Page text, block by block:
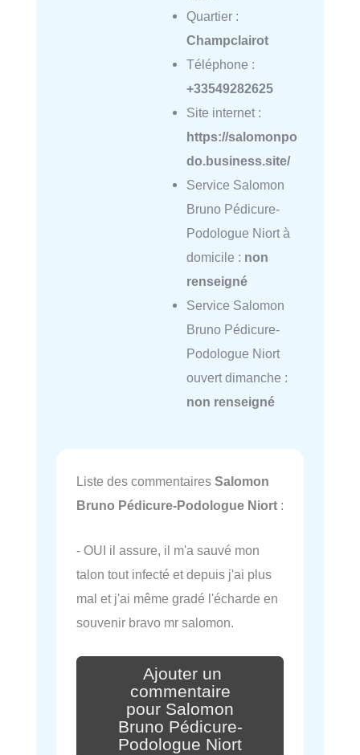
Quartier :
Champclairot
Téléphone :
+33549282625
Site internet :
https://salomonpo
do.business.site/
Service Salomon
Bruno Pédicure-
Podologue Niort à
domicile : non
renseigné
Service Salomon
Bruno Pédicure-
Podologue Niort
ouvert dimanche :
non renseigné
Liste des commentaires Salomon
Bruno Pédicure-Podologue Niort :
- OUI il assure, il m'a sauvé mon
talon tout infecté et depuis j'ai plus
mal et j'ai même gradé l'écharde en
souvenir bravo mr salomon.
Ajouter un
commentaire
pour Salomon
Bruno Pédicure-
Podologue Niort